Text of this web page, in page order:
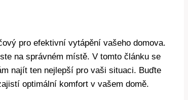
pro efektivní vytápění vašeho domova.
na správném místě. V tomto článku se
najít ten nejlepší pro vaši situaci. Buďte
optimální komfort v vašem domě.